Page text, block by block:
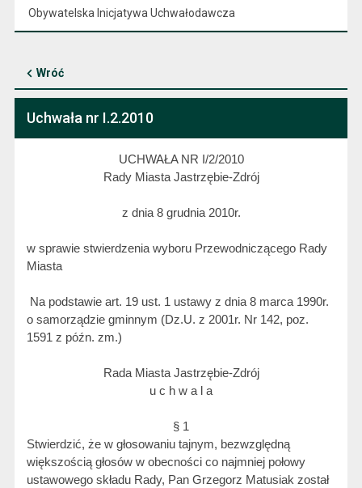
Obywatelska Inicjatywa Uchwałodawcza
Wróć
Uchwała nr I.2.2010
UCHWAŁA NR I/2/2010
Rady Miasta Jastrzębie-Zdrój
z dnia 8 grudnia 2010r.
w sprawie stwierdzenia wyboru Przewodniczącego Rady
Miasta
Na podstawie art. 19 ust. 1 ustawy z dnia 8 marca 1990r.
o samorządzie gminnym (Dz.U. z 2001r. Nr 142, poz.
1591 z późn. zm.)
Rada Miasta Jastrzębie-Zdrój
u c h w a l a
§ 1
Stwierdzić, że w głosowaniu tajnym, bezwzględną
większością głosów w obecności co najmniej połowy
ustawowego składu Rady, Pan Grzegorz Matusiak został